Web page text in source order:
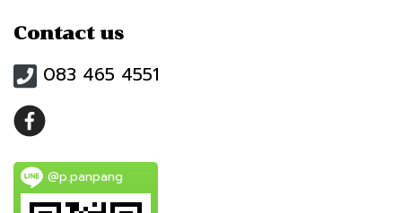
Contact us
083 465 4551
@p.panpang